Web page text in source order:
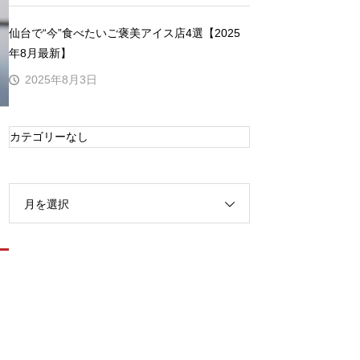
仙台で“今”食べたいご褒美アイス店4選【2025
年8月最新】
2025年8月3日
カテゴリーなし
月を選択